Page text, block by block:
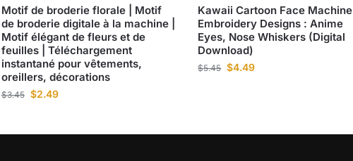
Motif de broderie florale | Motif
de broderie digitale à la machine |
Motif élégant de fleurs et de
feuilles | Téléchargement
instantané pour vêtements,
oreillers, décorations
$3.45 $2.49
Kawaii Cartoon Face Machine
Embroidery Designs : Anime
Eyes, Nose Whiskers (Digital
Download)
$5.45 $4.49